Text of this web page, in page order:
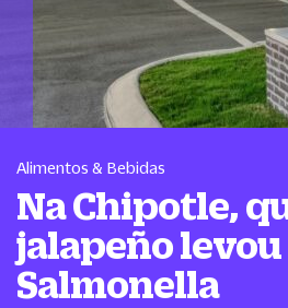
Alimentos & Bebidas
Na Chipotle,
jalapeño levou
Salmonella